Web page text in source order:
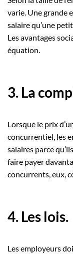
varie. Une grande
salaire qu’une
Les avantages
équation.
3. La
Lorsque le prix
concurrentiel, les
salaires parce
faire payer
concurrents, eux,
4. Les lois.
Les employeurs